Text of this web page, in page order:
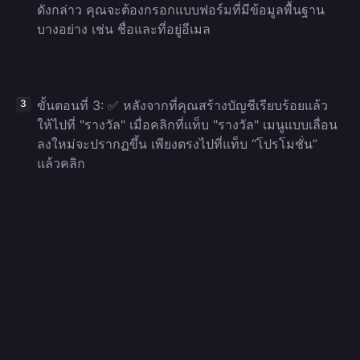
ดังกล่าว คุณจะต้องกรอกแบบฟอร์มที่มีข้อมูลพื้นฐาน
บางอย่าง เช่น ชื่อและที่อยู่อีเมล
ขั้นตอนที่ 3: ✅ หลังจากที่คุณสร้างบัญชีเรียบร้อยแล้ว
ให้ไปที่ "รางวัล" เมื่อคลิกที่แท็บ "รางวัล" เมนูแบบเลื่อน
ลงใหม่จะปรากฏขึ้น เพียงตรงไปที่แท็บ “โปรโมชั่น”
แล้วคลิก